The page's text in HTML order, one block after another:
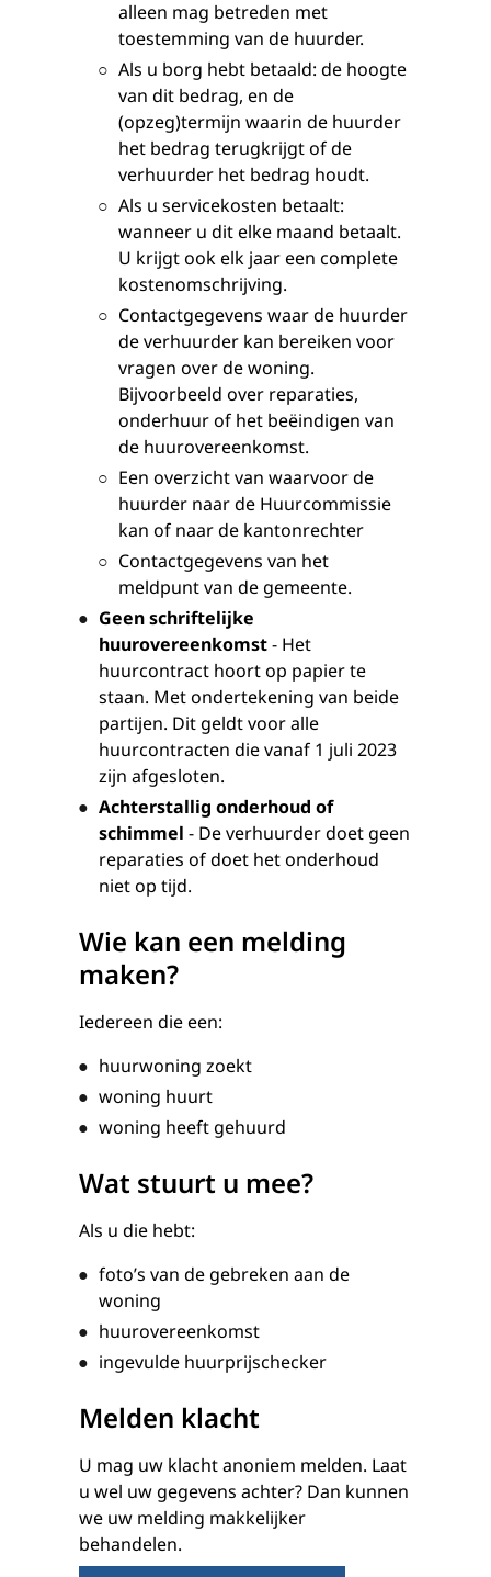
alleen mag betreden met
toestemming van de huurder.
Als u borg hebt betaald: de hoogte
van dit bedrag, en de
(opzeg)termijn waarin de huurder
het bedrag terugkrijgt of de
verhuurder het bedrag houdt.
Als u servicekosten betaalt:
wanneer u dit elke maand betaalt.
U krijgt ook elk jaar een complete
kostenomschrijving.
Contactgegevens waar de huurder
de verhuurder kan bereiken voor
vragen over de woning.
Bijvoorbeeld over reparaties,
onderhuur of het beëindigen van
de huurovereenkomst.
Een overzicht van waarvoor de
huurder naar de Huurcommissie
kan of naar de kantonrechter
Contactgegevens van het
meldpunt van de gemeente.
Geen schriftelijke
huurovereenkomst- Het
huurcontract hoort op papier te
staan. Met ondertekening van beide
partijen. Dit geldt voor alle
huurcontracten die vanaf 1 juli 2023
zijn afgesloten.
Achterstallig onderhoud of
schimmel - De verhuurder doet geen
reparaties of doet het onderhoud
niet op tijd.
Wie kan een melding
maken?
Iedereen die een:
huurwoning zoekt
woning huurt
woning heeft gehuurd
Wat stuurt u mee?
Als u die hebt:
foto’s van de gebreken aan de
woning
huurovereenkomst
ingevulde huurprijschecker
Melden klacht
U mag uw klacht anoniem melden. Laat
u wel uw gegevens achter? Dan kunnen
we uw melding makkelijker
behandelen.